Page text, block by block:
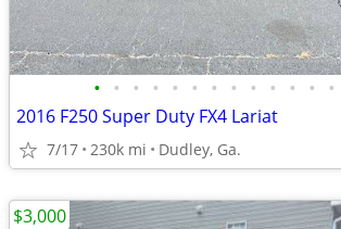
• • • • • • • • • • • • •
2016 F250 Super Duty FX4 Lariat
7/17 230k mi Dudley, Ga.
$3,000